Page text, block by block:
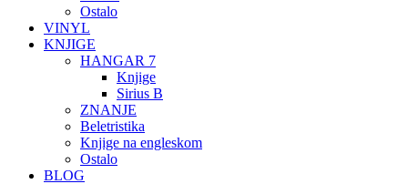
Ostalo
VINYL
KNJIGE
HANGAR 7
Knjige
Sirius B
ZNANJE
Beletristika
Knjige na engleskom
Ostalo
BLOG